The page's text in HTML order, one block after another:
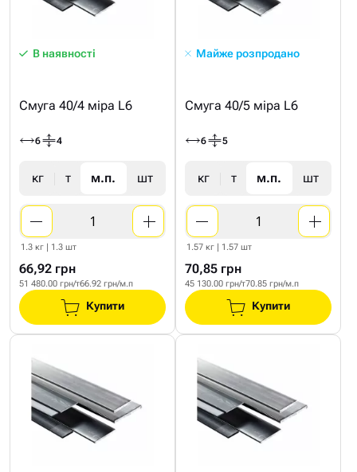
В наявності
Смуга 40/4 міра L6
6 4
кг т м.п. шт
1.3 кг | 1.3 шт
66,92 грн
51 480.00 грн/т66.92 грн/м.п
Купити
Майже розпродано
Смуга 40/5 міра L6
6 5
кг т м.п. шт
1.57 кг | 1.57 шт
70,85 грн
45 130.00 грн/т70.85 грн/м.п
Купити